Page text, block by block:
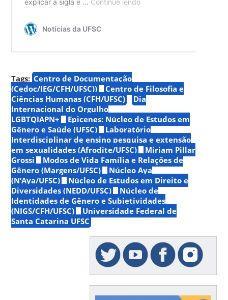
Tags: Centro de Documentação
(Cedoc/IEG/CFH/UFSC))
Centro de Filosofia e
Ciências Humanas (CFH/UFSC)
Dia
Internacional do Orgulho
LGBTQIAPN+
Epicenes: Núcleo de Estudos em
Gênero e Saúde (UFSC)
Laboratório
Interdisciplinar de ensino pesquisa e extensão
em sexualidades (Afrodite/UFSC)
Miriam Pillar
Grossi
Modos de Vida Família e Relações de
Gênero (Margens/UFSC)
Núcleo Aya
(N’Aya/UFSC)
Núcleo de Estudos em Direito e
Diversidades (NEDD/UFSC)
Núcleo de
Identidades de Gênero e Subjetividades
(NIGS/CFH/UFSC)
Universidade Federal de
Santa Catarina UFSC